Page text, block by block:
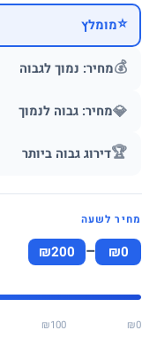
⭐מומלץ
💰מחיר: נמוך לגבוה
💎מחיר: גבוה לנמוך
🏆דירוג גבוה ביותר
מחיר לשעה
₪0
–
₪200
₪0
₪100